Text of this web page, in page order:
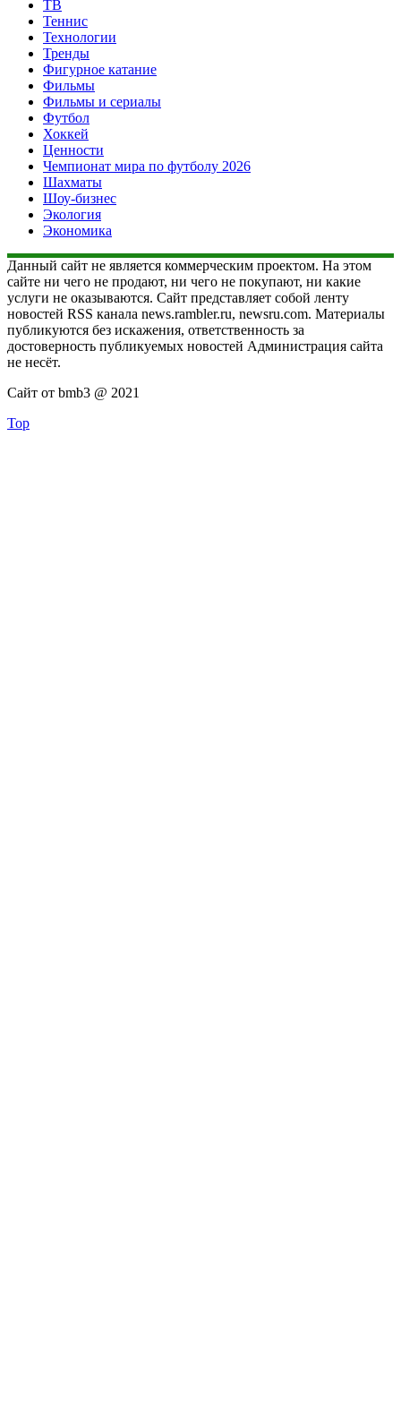
ТВ
Теннис
Технологии
Тренды
Фигурное катание
Фильмы
Фильмы и сериалы
Футбол
Хоккей
Ценности
Чемпионат мира по футболу 2026
Шахматы
Шоу-бизнес
Экология
Экономика
Данный сайт не является коммерческим проектом. На этом
сайте ни чего не продают, ни чего не покупают, ни какие
услуги не оказываются. Сайт представляет собой ленту
новостей RSS канала news.rambler.ru, newsru.com. Материалы
публикуются без искажения, ответственность за
достоверность публикуемых новостей Администрация сайта
не несёт.
Сайт от bmb3 @ 2021
Top